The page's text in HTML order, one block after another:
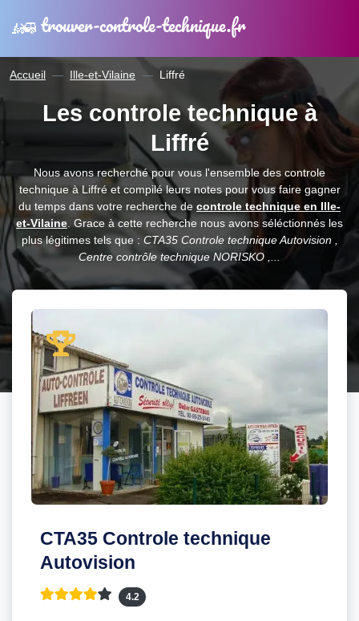
trouver-controle-technique.fr
Accueil Ille-et-Vilaine Liffré
Les controle technique à
Liffré
Nous avons recherché pour vous l'ensemble des controle
technique à Liffré et compilé leurs notes pour vous faire gagner
du temps dans votre recherche de controle technique en Ille-
et-Vilaine . Grace à cette recherche nous avons séléctionnés les
plus légitimes tels que : CTA35 Controle technique Autovision ,
Centre contrôle technique NORISKO ,...
CTA35 Controle technique
Autovision
4.2